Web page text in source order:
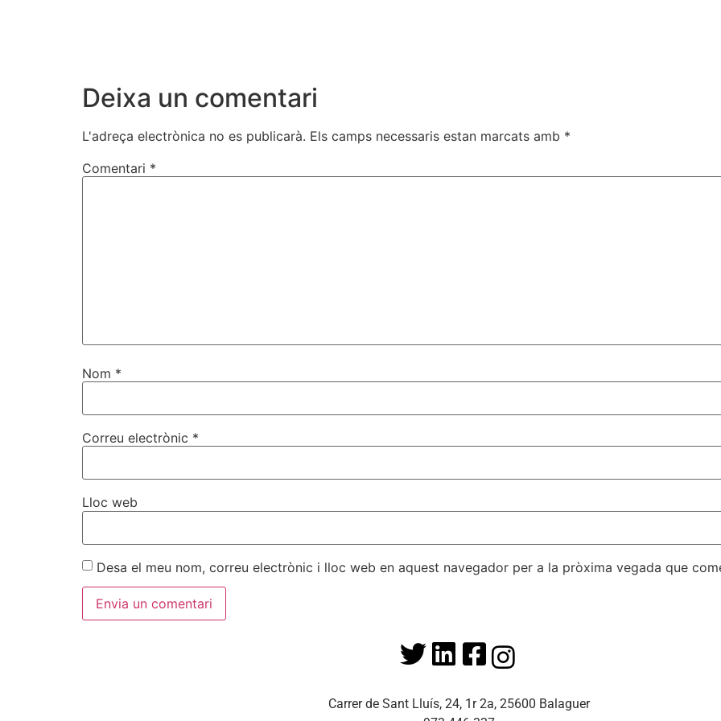
Deixa un comentari
L'adreça electrònica no es publicarà. Els camps necessaris estan marcats amb *
Comentari *
Nom *
Correu electrònic *
Lloc web
Desa el meu nom, correu electrònic i lloc web en aquest navegador per a la pròxima vegada que
Carrer de Sant Lluís, 24, 1r 2a, 25600 Balaguer